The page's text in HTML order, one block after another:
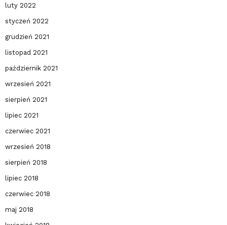
luty 2022
styczeń 2022
grudzień 2021
listopad 2021
październik 2021
wrzesień 2021
sierpień 2021
lipiec 2021
czerwiec 2021
wrzesień 2018
sierpień 2018
lipiec 2018
czerwiec 2018
maj 2018